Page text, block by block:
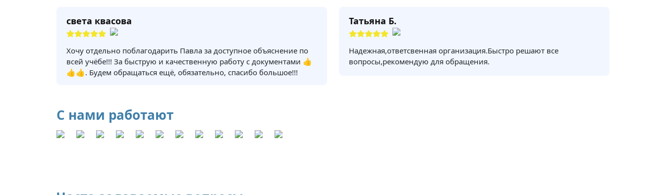
света квасова
Хочу отдельно поблагодарить Павла за доступное объяснение по
всей учёбе!!! За быструю и качественную работу с документами 👍
👍👍. Будем обращаться ещё, обязательно, спасибо большое!!!
Татьяна Б.
Надежная,ответсвенная организация.Быстро решают все
вопросы,рекомендую для обращения.
С нами работают